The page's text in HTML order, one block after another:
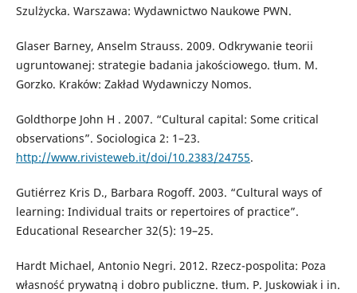
Szulżycka. Warszawa: Wydawnictwo Naukowe PWN.
Glaser Barney, Anselm Strauss. 2009. Odkrywanie teorii
ugruntowanej: strategie badania jakościowego. tłum. M.
Gorzko. Kraków: Zakład Wydawniczy Nomos.
Goldthorpe John H . 2007. “Cultural capital: Some critical
observations”. Sociologica 2: 1–23.
http://www.rivisteweb.it/doi/10.2383/24755.
Gutiérrez Kris D., Barbara Rogoff. 2003. “Cultural ways of
learning: Individual traits or repertoires of practice”.
Educational Researcher 32(5): 19–25.
Hardt Michael, Antonio Negri. 2012. Rzecz-pospolita: Poza
własność prywatną i dobro publiczne. tłum. P. Juskowiak i in.